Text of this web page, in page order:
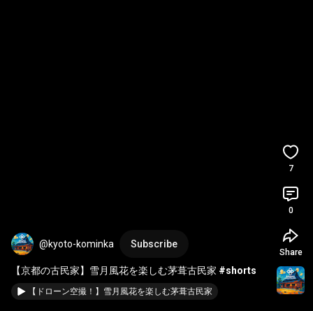
@kyoto-kominka Subscribe
【京都の古民家】雪月風花を楽しむ茅葺古民家 #shorts
【ドローン空撮！】雪月風花を楽しむ茅葺古民家
7
0
Share